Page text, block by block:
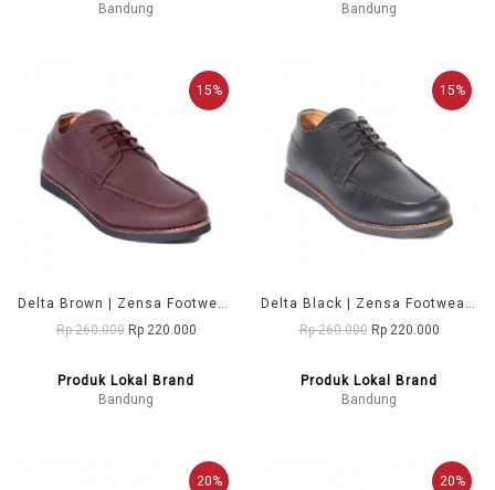
Bandung
Bandung
15%
Delta Brown | Zensa Footwear Sepatu Formal Pria Pantofel Shoes
Rp 260.000 Rp 220.000
Produk Lokal Brand
Bandung
15%
Delta Black | Zensa Footwear Sepatu Formal Pria Pantofel Shoes
Rp 260.000 Rp 220.000
Produk Lokal Brand
Bandung
20% 20%